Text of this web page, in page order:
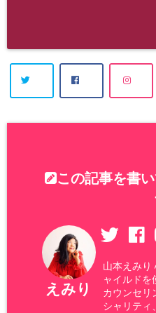
この記事を書
えみり
山本えみり
ャイルドを
カウンセリ
シャリティ